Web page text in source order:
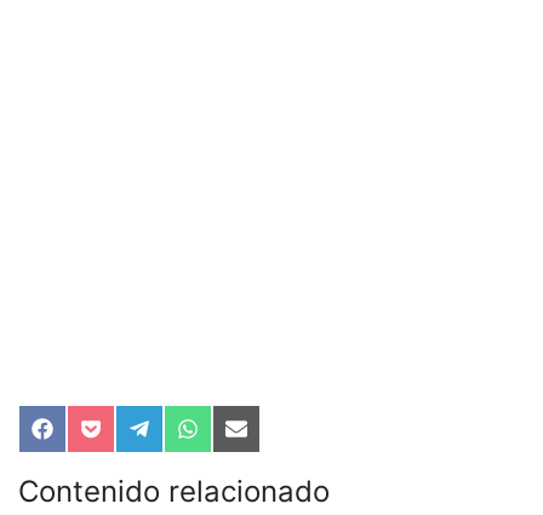
Compartir
en
Facebook
Compartir
en
Pocket
Compartir
en
Telegram
Compartir
en
WhatsApp
Compartir
en
Email
Contenido relacionado